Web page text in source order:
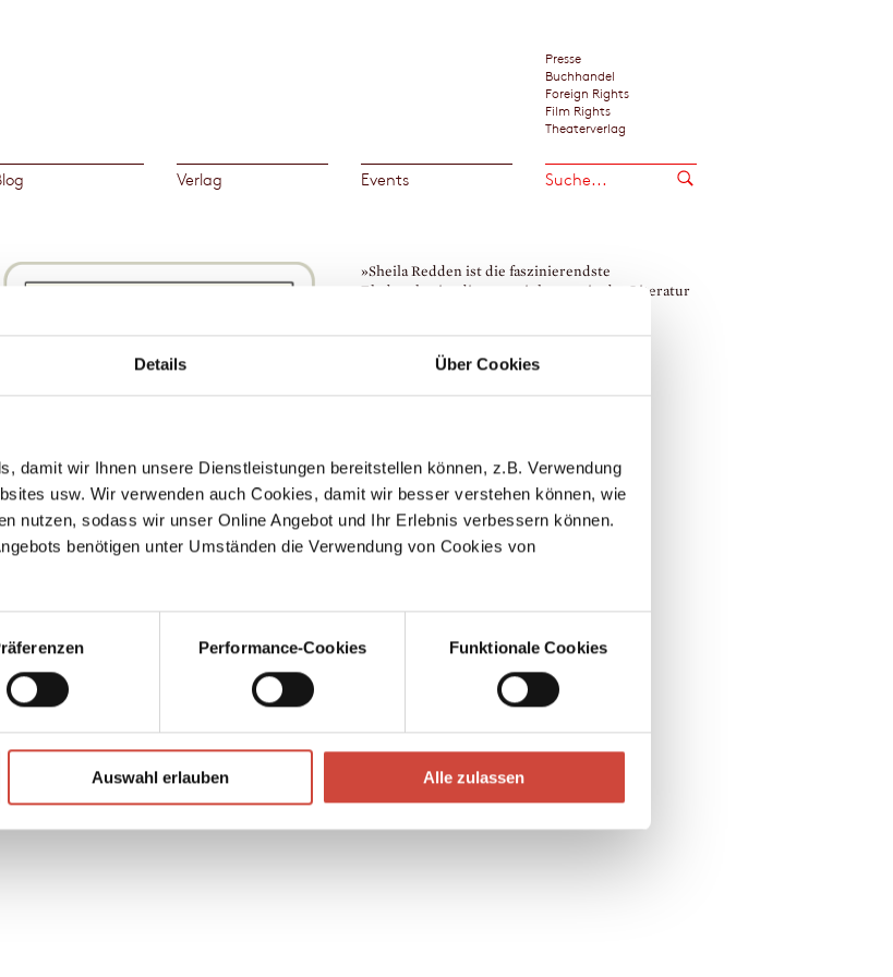
Details Über Cookies
damit wir Ihnen unsere Dienstleistungen bereitstellen können, z.B. Verwendung
usw. Wir verwenden auch Cookies, damit wir besser verstehen können, wie
nutzen, sodass wir unser Online Angebot und Ihr Erlebnis verbessern können.
benötigen unter Umständen die Verwendung von Cookies von
Performance-Cookies Funktionale Cookies
Auswahl erlauben Alle zulassen
Presse
Buchhandel
Foreign Rights
Film Rights
Theaterverlag
Verlag Events
Kaufen
»Sheila Redden ist die faszinierendste
Ehebrecherin, die uns seit langem in der Literatur
Time Magazine, New York
Brian Moore